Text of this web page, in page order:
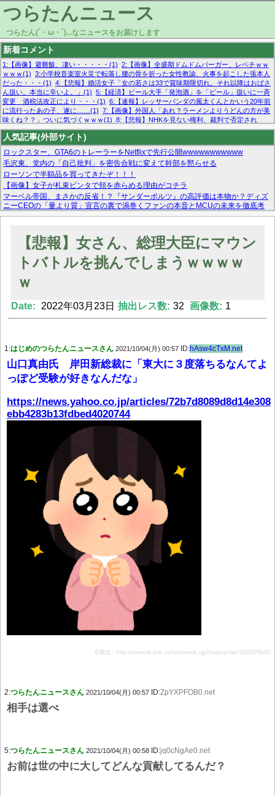
つらたんニュース
つらたん(´・ω・`)...なニュースをお届けします
新着コメント
1:【画像】避難飯、凄い・・・・・(1) 2:【画像】全盛期ドムドムバーガー、レベチｗｗ
ｗｗｗ(1) 3:小学校音楽室火災で転落し腰の骨を折った女性教諭、火事を起こした張本人
だった・・・(1) 4:【悲報】婚活女子「女の若さは33で賞味期限切れ。それ以降はおばさ
ん扱い。本当に辛いよ。」(1) 5:【経済】ビール大手「発泡酒」を「ビール」扱いに一斉
変更 酒税法改正により・・・(1) 6:【速報】レッサーパンダの風太くんとかいう20年前
に流行ったあの子、遂に……(1) 7:【画像】外国人「あれ？ラーメンよりうどんの方が美
味くね？？」ついに気づくｗｗｗ(1) 8:【悲報】NHKを見ない権利、裁判で否定され
る・・・(1) 9:欧州委員長「原発縮小は間違いでした」(1) 10:【悲報】日本企業の人手不
足、限界突破 52%「正社員も足りてません…」(1)
人気記事(外部サイト)
ロックスター、GTA6のトレーラーをNetflixで先行公開wwwwwwwwwww
毛沢東、党内の「自己批判」を密告合戦に変えて幹部を黙らせる
ローソンで半額品を買ってきたぞ！！！
【画像】女子が札束ビンタで頬を赤らめる理由がコチラ
マーベル帝国、まさかの反省！？『サンダーボルツ』の高評価は本物か？ディズ
ニーCEOの「量より質」宣言の裏で渦巻くファンの本音とMCUの未来を徹底考
察！
【画像あり】FacebookとかTwitterで拾ったエロ画像貼ってくよ
Powered by livedoor 相互RSS
【悲報】女さん、総理大臣にマウン
トバトルを挑んでしまうｗｗｗｗ
ｗ
Date: 2022年03月23日 抽出レス数: 32 画像数: 1
1:はじめのつらたんニュースさん 2021/10/04(月) 00:57 ID:hAsw4cTxM.net
山口真由氏 岸田新総裁に「東大に３度落ちるなんてよ
っぽど受験が好きなんだな」
https://news.yahoo.co.jp/articles/72b7d8089d8d14e308
ebb4283b13fdbed4020744
引用元：http://tomcat.2ch.sc/test/read.cgi/livejupiter/1633276641/
2:つらたんニュースさん 2021/10/04(月) 00:57 ID:ZpYXPFOB0.net
相手は選べ
5:つらたんニュースさん 2021/10/04(月) 00:58 ID:jq0cNgAe0.net
お前は世の中に大してどんな貢献してるんだ？